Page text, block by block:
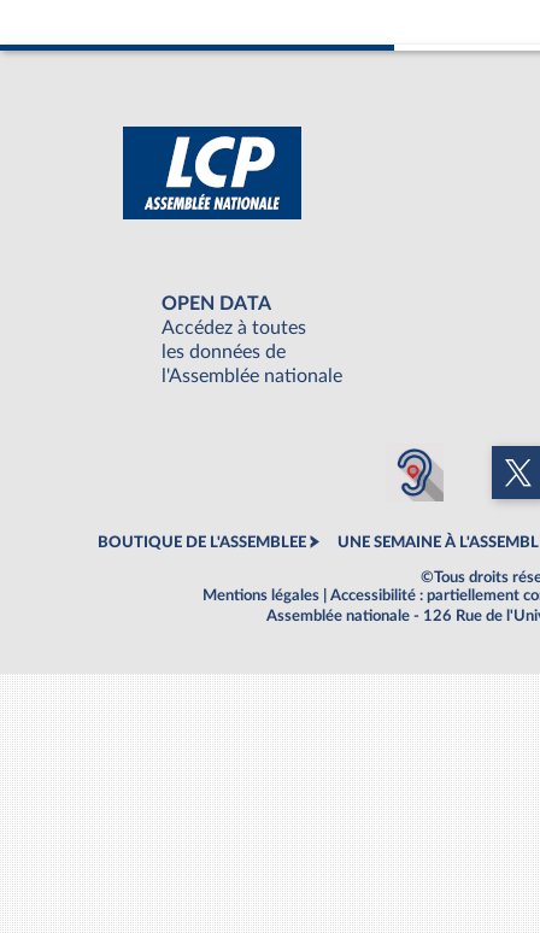
OPEN DATA
Accédez à toutes
les données de
l'Assemblée nationale
BOUTIQUE DE L'ASSEMBLEE UNE SEMAINE À
©Tous droits
Mentions légales
Accessibilité : partiellement
Assemblée nationale - 126 Rue de